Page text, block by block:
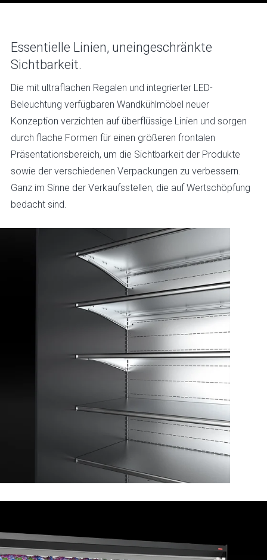
Essentielle Linien, uneingeschränkte
Sichtbarkeit.
Die mit ultraflachen Regalen und integrierter LED-
Beleuchtung verfügbaren Wandkühlmöbel neuer
Konzeption verzichten auf überflüssige Linien und sorgen
durch flache Formen für einen größeren frontalen
Präsentationsbereich, um die Sichtbarkeit der Produkte
sowie der verschiedenen Verpackungen zu verbessern.
Ganz im Sinne der Verkaufsstellen, die auf Wertschöpfung
bedacht sind.